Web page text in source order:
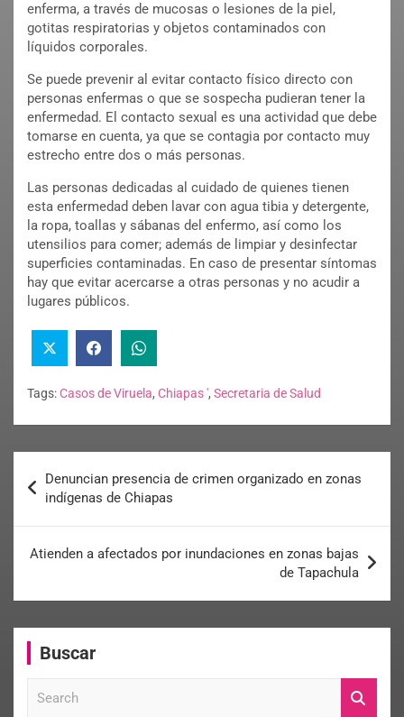
enferma, a través de mucosas o lesiones de la piel,
gotitas respiratorias y objetos contaminados con
líquidos corporales.
Se puede prevenir al evitar contacto físico directo con
personas enfermas o que se sospecha pudieran tener la
enfermedad. El contacto sexual es una actividad que debe
tomarse en cuenta, ya que se contagia por contacto muy
estrecho entre dos o más personas.
Las personas dedicadas al cuidado de quienes tienen
esta enfermedad deben lavar con agua tibia y detergente,
la ropa, toallas y sábanas del enfermo, así como los
utensilios para comer; además de limpiar y desinfectar
superficies contaminadas. En caso de presentar síntomas
hay que evitar acercarse a otras personas y no acudir a
lugares públicos.
Tags:Casos de Viruela, Chiapas ', Secretaria de Salud
Denuncian presencia de crimen organizado en zonas
indígenas de Chiapas
Atienden a afectados por inundaciones en zonas bajas
de Tapachula
Buscar